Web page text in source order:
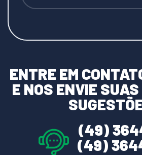
ENTRE EM
E NOS ENVIE
(49)
(49)